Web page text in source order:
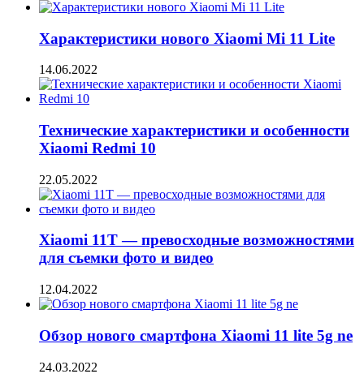
Характеристики нового Xiaomi Mi 11 Lite
14.06.2022
Технические характеристики и особенности
Xiaomi Redmi 10
22.05.2022
Xiaomi 11T — превосходные возможностями
для съемки фото и видео
12.04.2022
Обзор нового смартфона Xiaomi 11 lite 5g ne
24.03.2022